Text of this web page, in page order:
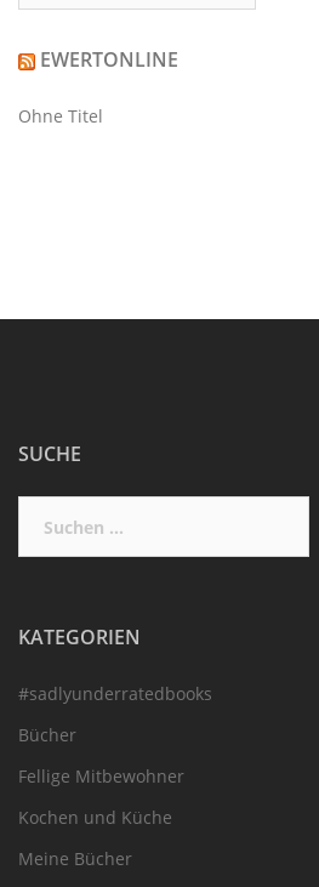
EWERTONLINE
Ohne Titel
SUCHE
nach:
KATEGORIEN
#sadlyunderratedbooks
Bücher
Fellige Mitbewohner
Kochen und Küche
Meine Bücher